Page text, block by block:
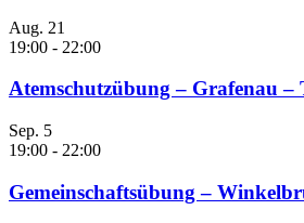
Aug. 21
19:00 - 22:00
Atemschutzübung – Grafenau –
Sep. 5
19:00 - 22:00
Gemeinschaftsübung –